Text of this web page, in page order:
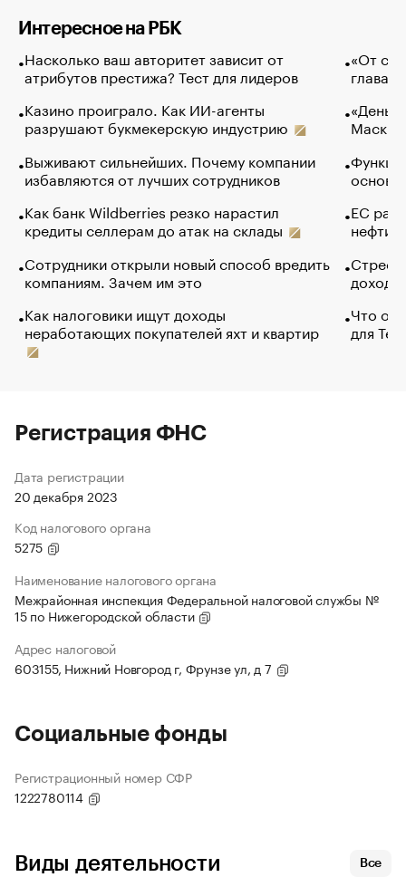
Интересное на РБК
Насколько ваш авторитет зависит от
атрибутов престижа? Тест для лидеров
Казино проиграло. Как ИИ-агенты
разрушают букмекерскую индустрию
Выживают сильнейших. Почему компании
избавляются от лучших сотрудников
Как банк Wildberries резко нарастил
кредиты селлерам до атак на склады
Сотрудники открыли новый способ вредить
компаниям. Зачем им это
Как налоговики ищут доходы
неработающих покупателей яхт и квартир
«От
глава
Маск в
основ
ЕС
нефти
Что
для
Регистрация ФНС
Дата регистрации
20 декабря 2023
Код налогового органа
5275
Наименование налогового органа
Межрайонная инспекция Федеральной налоговой службы №
15 по Нижегородской области
Адрес налоговой
603155, Нижний Новгород г, Фрунзе ул, д 7
Социальные фонды
Регистрационный номер СФР
1222780114
Виды деятельности Все